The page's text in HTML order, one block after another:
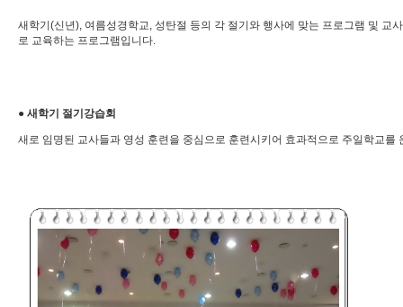
새학기(신년), 여름성경학교, 성탄절 등의 각 절기와 행사에 맞는 프로그램 및
로 교육하는 프로그램입니다.
● 새학기 절기강습회
새로 임명된 교사들과 영성 훈련을 중심으로 훈련시키어 효과적으로 주일학교를